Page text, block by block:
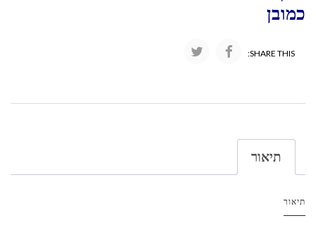
כמובן
SHARE THIS:
תיאור
תיאור